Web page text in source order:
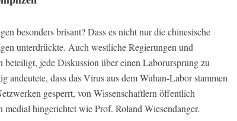
besonders brisant? Dass es nicht nur die chinesische
unterdrückte. Auch westliche Regierungen und
beteiligt, jede Diskussion über einen Laborursprung zu
andeutete, dass das Virus aus dem Wuhan-Labor stammen
gesperrt, von Wissenschaftlern öffentlich
medial hingerichtet wie Prof. Roland Wiesendanger.